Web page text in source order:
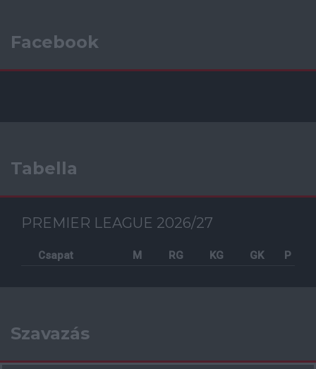
Facebook
Tabella
PREMIER LEAGUE 2026/27
Csapat M RG KG GK P
Szavazás